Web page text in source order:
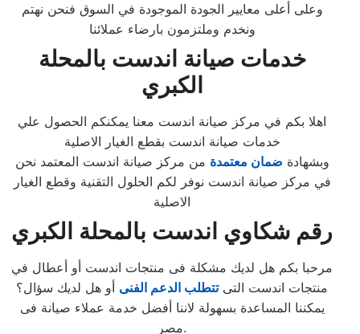
وعلى أعلى معايير الجودة الموجودة في السوق فنحن نهتم
ونخدم وملتزمون بارضاء عملائنا
خدمات صيانة اندست بالمحلة
الكبري
اهلا بكم في مركز صيانة اندست معنا يمكنكم الحصول علي
خدمات صيانة اندست بقطع الغيار الاصلية
وبشهادة ضمان معتمدة من مركز صيانة اندست المعتمد نحن
في مركز صيانة اندست نوفر لكم الحلول التقنية وقطع الغيار
الاصلية
رقم شكاوي اندست بالمحلة الكبري
مرحبا بكم هل لديك مشكلة فى منتجات اندست أو أعطال في
منتجات اندست التىتتطلب الدعم الفنى أو هل لديك سؤال؟
يمكننا المساعدة بسهولة لاننا أفضل خدمة عملاء صيانة فى
مصر.